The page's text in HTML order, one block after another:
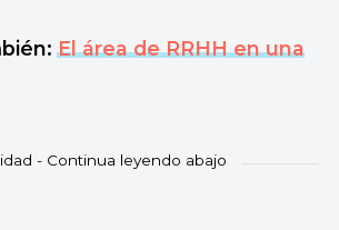
El área de RRHH en una